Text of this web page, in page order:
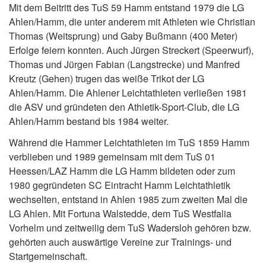
Mit dem Beitritt des TuS 59 Hamm entstand 1979 die LG
Ahlen/Hamm, die unter anderem mit Athleten wie Christian
Thomas (Weitsprung) und Gaby Bußmann (400 Meter)
Erfolge feiern konnten. Auch Jürgen Streckert (Speerwurf),
Thomas und Jürgen Fabian (Langstrecke) und Manfred
Kreutz (Gehen) trugen das weiße Trikot der LG
Ahlen/Hamm. Die Ahlener Leichtathleten verließen 1981
die ASV und gründeten den Athletik-Sport-Club, die LG
Ahlen/Hamm bestand bis 1984 weiter.
Während die Hammer Leichtathleten im TuS 1859 Hamm
verblieben und 1989 gemeinsam mit dem TuS 01
Heessen/LAZ Hamm die LG Hamm bildeten oder zum
1980 gegründeten SC Eintracht Hamm Leichtathletik
wechselten, entstand in Ahlen 1985 zum zweiten Mal die
LG Ahlen. Mit Fortuna Walstedde, dem TuS Westfalia
Vorhelm und zeitweilig dem TuS Wadersloh gehören bzw.
gehörten auch auswärtige Vereine zur Trainings- und
Startgemeinschaft.